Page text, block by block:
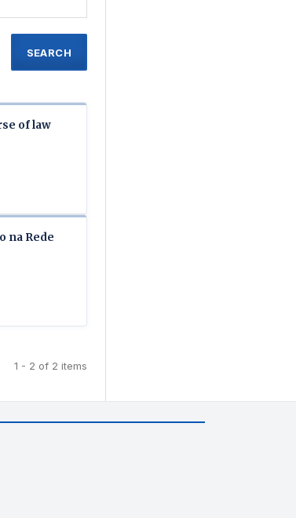
SEARCH
of law
na Rede
1 - 2 of 2 items